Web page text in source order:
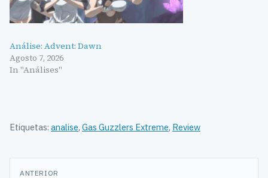
Análise: Advent: Dawn
Agosto 7, 2026
In "Análises"
Etiquetas: analise, Gas Guzzlers Extreme, Review
Navegação
ANTERIOR